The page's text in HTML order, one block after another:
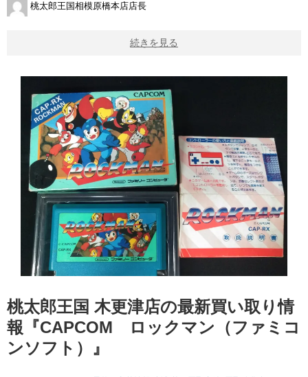
桃太郎王国相模原橋本店店長
続きを見る
桃太郎王国 木更津店の最新買い取り情
報『CAPCOM ロックマン（ファミコ
ンソフト）』